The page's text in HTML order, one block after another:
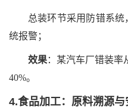
总装环节采用防错系
统报警；
效果：某汽车厂错装率
40%。
4.食品加工：原料溯源与